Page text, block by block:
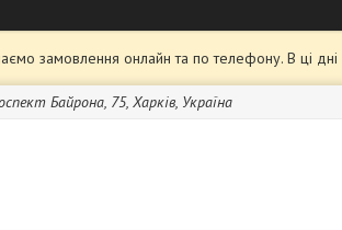
замовлення онлайн та по телефону. В ці
Байрона, 75, Харків, Україна